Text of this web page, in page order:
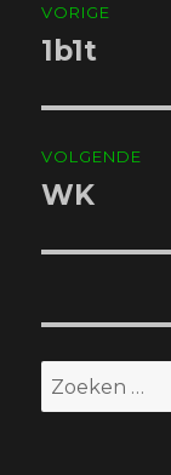
navigatie
VORIGE
Vorig
1b1t
VOLGENDE
Volgend
WK
Zoeken
naar: